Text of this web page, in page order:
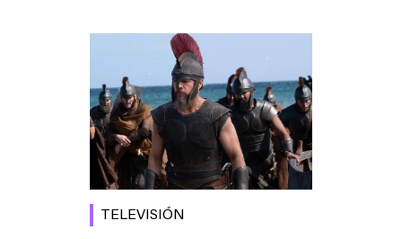
TELEVISIÓN